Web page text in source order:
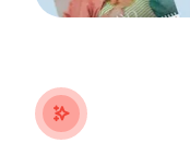
stars_plus